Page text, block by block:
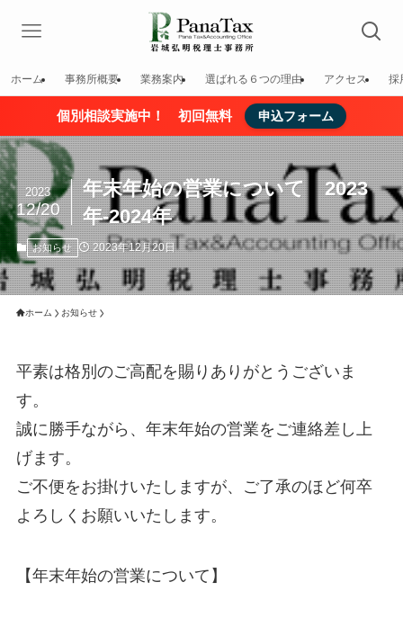
ホーム 事務所概要 業務案内 選ばれる６つの理由 アクセス 採
個別相談実施中！ 初回無料 申込フォーム
年末年始の営業について 2023
年-2024年
2023
12/20
お知らせ 2023年12月20日
ホーム お知らせ
平素は格別のご高配を賜りありがとうございま
す。
誠に勝手ながら、年末年始の営業をご連絡差し上
げます。
ご不便をお掛けいたしますが、ご了承のほど何卒
よろしくお願いいたします。
【年末年始の営業について】